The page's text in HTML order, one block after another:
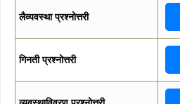
लैव्यवस्था प्रश्नोत्तरी
गिनती प्रश्नोत्तरी